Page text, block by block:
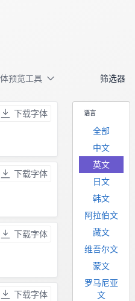
预览工具 筛选器
须授权
下载字体
下载字体
下载字体
下载字体
语言
全部
中文
英文
日文
韩文
阿拉伯文
藏文
维吾尔文
蒙文
罗马尼亚
文